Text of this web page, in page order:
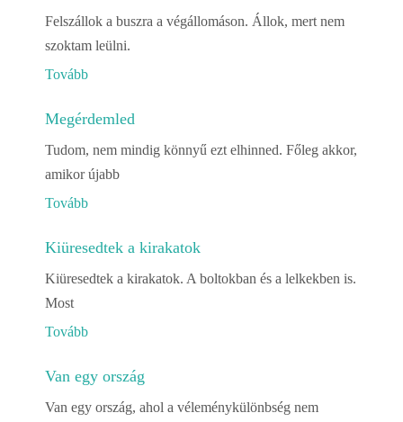
Felszállok a buszra a végállomáson. Állok, mert nem
szoktam leülni.
Tovább
Megérdemled
Tudom, nem mindig könnyű ezt elhinned. Főleg akkor,
amikor újabb
Tovább
Kiüresedtek a kirakatok
Kiüresedtek a kirakatok. A boltokban és a lelkekben is.
Most
Tovább
Van egy ország
Van egy ország, ahol a véleménykülönbség nem